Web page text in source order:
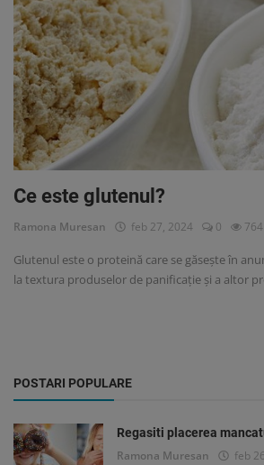
Consultație
Programează o Consultatie
gratuită
Trăiește fără Gluten
Indrumare
Produse benefice
Ce este glutenul?
Ramona Muresan feb 27, 2024 0 764
Glutenul este o proteină care se găsește în
la textura produselor de panificație și a altor
POSTARI POPULARE
Regasiti placerea
Ramona Muresan feb